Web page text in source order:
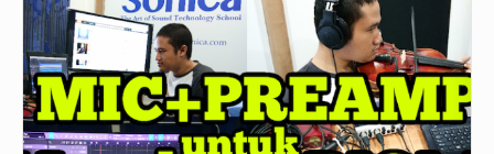
Merekam
BIOLA
dengan
Hasil
Maksimal